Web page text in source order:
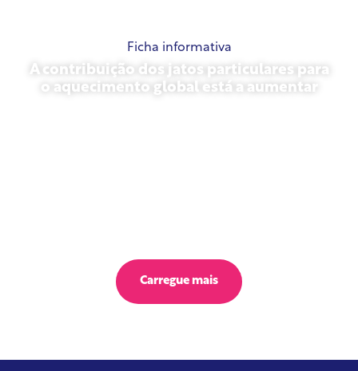
Ficha informativa
A contribuição dos jatos particulares para
o aquecimento global está a aumentar
Carregue mais